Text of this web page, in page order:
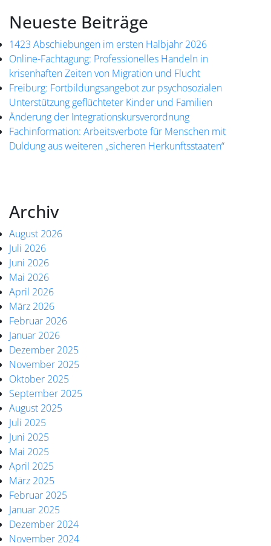
Neueste Beiträge
1423 Abschiebungen im ersten Halbjahr 2026
Online-Fachtagung: Professionelles Handeln in
krisenhaften Zeiten von Migration und Flucht
Freiburg: Fortbildungsangebot zur psychosozialen
Unterstützung geflüchteter Kinder und Familien
Änderung der Integrationskursverordnung
Fachinformation: Arbeitsverbote für Menschen mit
Duldung aus weiteren „sicheren Herkunftsstaaten“
Archiv
August 2026
Juli 2026
Juni 2026
Mai 2026
April 2026
März 2026
Februar 2026
Januar 2026
Dezember 2025
November 2025
Oktober 2025
September 2025
August 2025
Juli 2025
Juni 2025
Mai 2025
April 2025
März 2025
Februar 2025
Januar 2025
Dezember 2024
November 2024